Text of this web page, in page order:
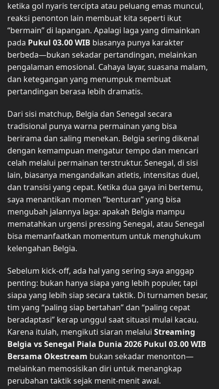
ketika gol nyaris tercipta atau peluang emas muncul,
reaksi penonton lain membuat kita seperti ikut
“bermain” di lapangan. Apalagi laga yang dimainkan
pada Pukul 03.00 WIB biasanya punya karakter
berbeda—bukan sekadar pertandingan, melainkan
pengalaman emosional. Cahaya layar, suasana malam,
dan ketegangan yang menumpuk membuat
pertandingan berasa lebih dramatis.
Dari sisi matchup, Belgia dan Senegal secara
tradisional punya warna permainan yang bisa
berirama dan saling menekan. Belgia sering dikenal
dengan kemampuan mengatur tempo dan mencari
celah melalui permainan terstruktur. Senegal, di sisi
lain, biasanya mengandalkan atletis, intensitas duel,
dan transisi yang cepat. Ketika dua gaya ini bertemu,
saya menantikan momen “benturan” yang bisa
mengubah jalannya laga: apakah Belgia mampu
mematahkan urgensi pressing Senegal, atau Senegal
bisa memanfaatkan momentum untuk menghukum
kelengahan Belgia.
Sebelum kick-off, ada hal yang sering saya anggap
penting: bukan hanya siapa yang lebih populer, tapi
siapa yang lebih siap secara taktik. Di turnamen besar,
tim yang “paling siap bertahan” dan “paling cepat
beradaptasi” kerap unggul saat situasi mulai kacau.
Karena itulah, mengikuti siaran melalui Streaming
Belgia vs Senegal Piala Dunia 2026 Pukul 03.00 WIB
Bersama Okestream bukan sekadar menonton—
melainkan memosisikan diri untuk menangkap
perubahan taktik sejak menit-menit awal.